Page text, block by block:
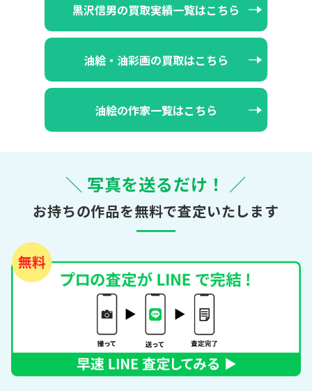
黒沢信男の買取実績一覧はこちら
油絵・油彩画の買取はこちら
油絵の作家一覧はこちら
＼ 写真を送るだけ！ ／
お持ちの作品を無料で査定いたします